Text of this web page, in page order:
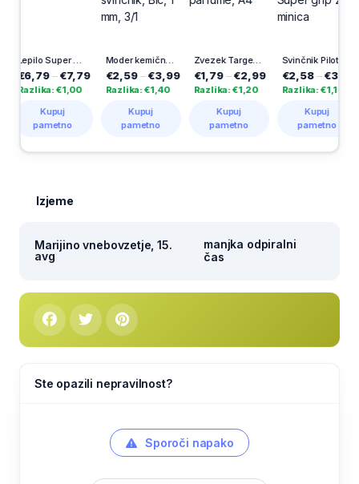
Lepilo Super Attak, gel, 5g
– €7,79
€1,00
Kupuj
pametno
Moder kemični svinčnik, Bic, 1 mm, 3/1
€2,59– €3,99
Razlika: €1,40
Kupuj
pametno
Zvezek Target, črte, parfume, A4
€1,79– €2,99
Razlika: €1,20
Kupuj
pametno
Svinčnik Pilot, tehnični, Super grip z minica
€2,58– €3,69
Razlika: €1,11
Kupuj
pametno
Izjeme
Marijino vnebovzetje, 15.
avg
manjka odpiralni
čas
Ste opazili nepravilnost?
Sporoči napako